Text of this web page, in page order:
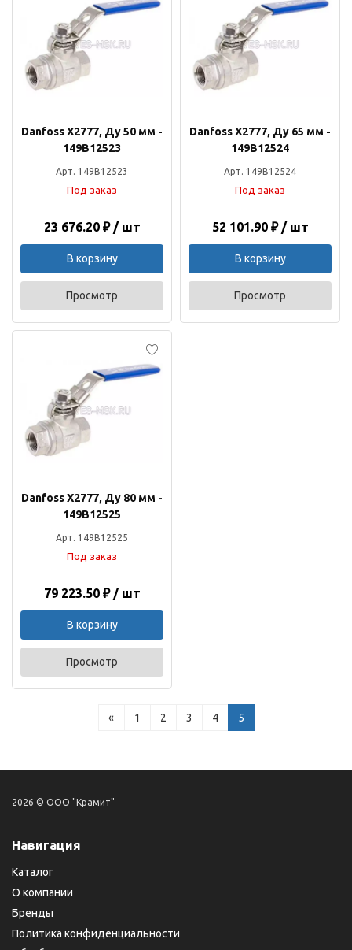
Danfoss Х2777, Ду 50 мм -
149B12523
Арт. 149B12523
Под заказ
23 676.20 ₽ / шт
В корзину
Просмотр
Danfoss Х2777, Ду 65 мм -
149B12524
Арт. 149B12524
Под заказ
52 101.90 ₽ / шт
В корзину
Просмотр
Danfoss Х2777, Ду 80 мм -
149B12525
Арт. 149B12525
Под заказ
79 223.50 ₽ / шт
В корзину
Просмотр
« 1 2 3 4 5
2026 © ООО "Крамит"
Навигация
Каталог
О компании
Бренды
Политика конфиденциальности